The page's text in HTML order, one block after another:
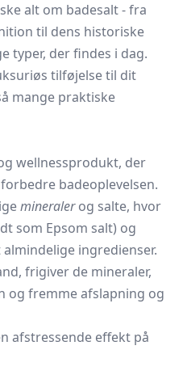
alt om badesalt - fra
til dens historiske
typer, der findes i dag.
tilføjelse til dit
mange praktiske
wellnessprodukt, der
badeoplevelsen.
mineralerog salte, hvor
som Epsom salt) og
ingredienser.
frigiver de mineraler,
og fremme afslapning og
afstressende effekt på